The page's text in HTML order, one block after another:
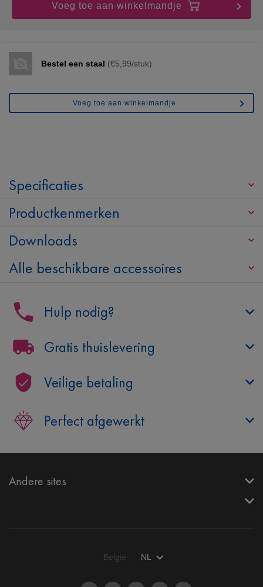
Voeg toe aan winkelmandje
Bestel een staal (€5,99/stuk)
Voeg toe aan winkelmandje
Specificaties
Productkenmerken
Downloads
Alle beschikbare accessoires
Hulp nodig?
Gratis thuislevering
Veilige betaling
Perfect afgewerkt
Andere sites
België NL